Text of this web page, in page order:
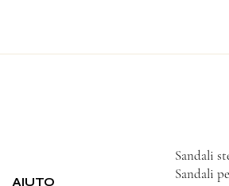
AIUTO
Sandali
Sandali